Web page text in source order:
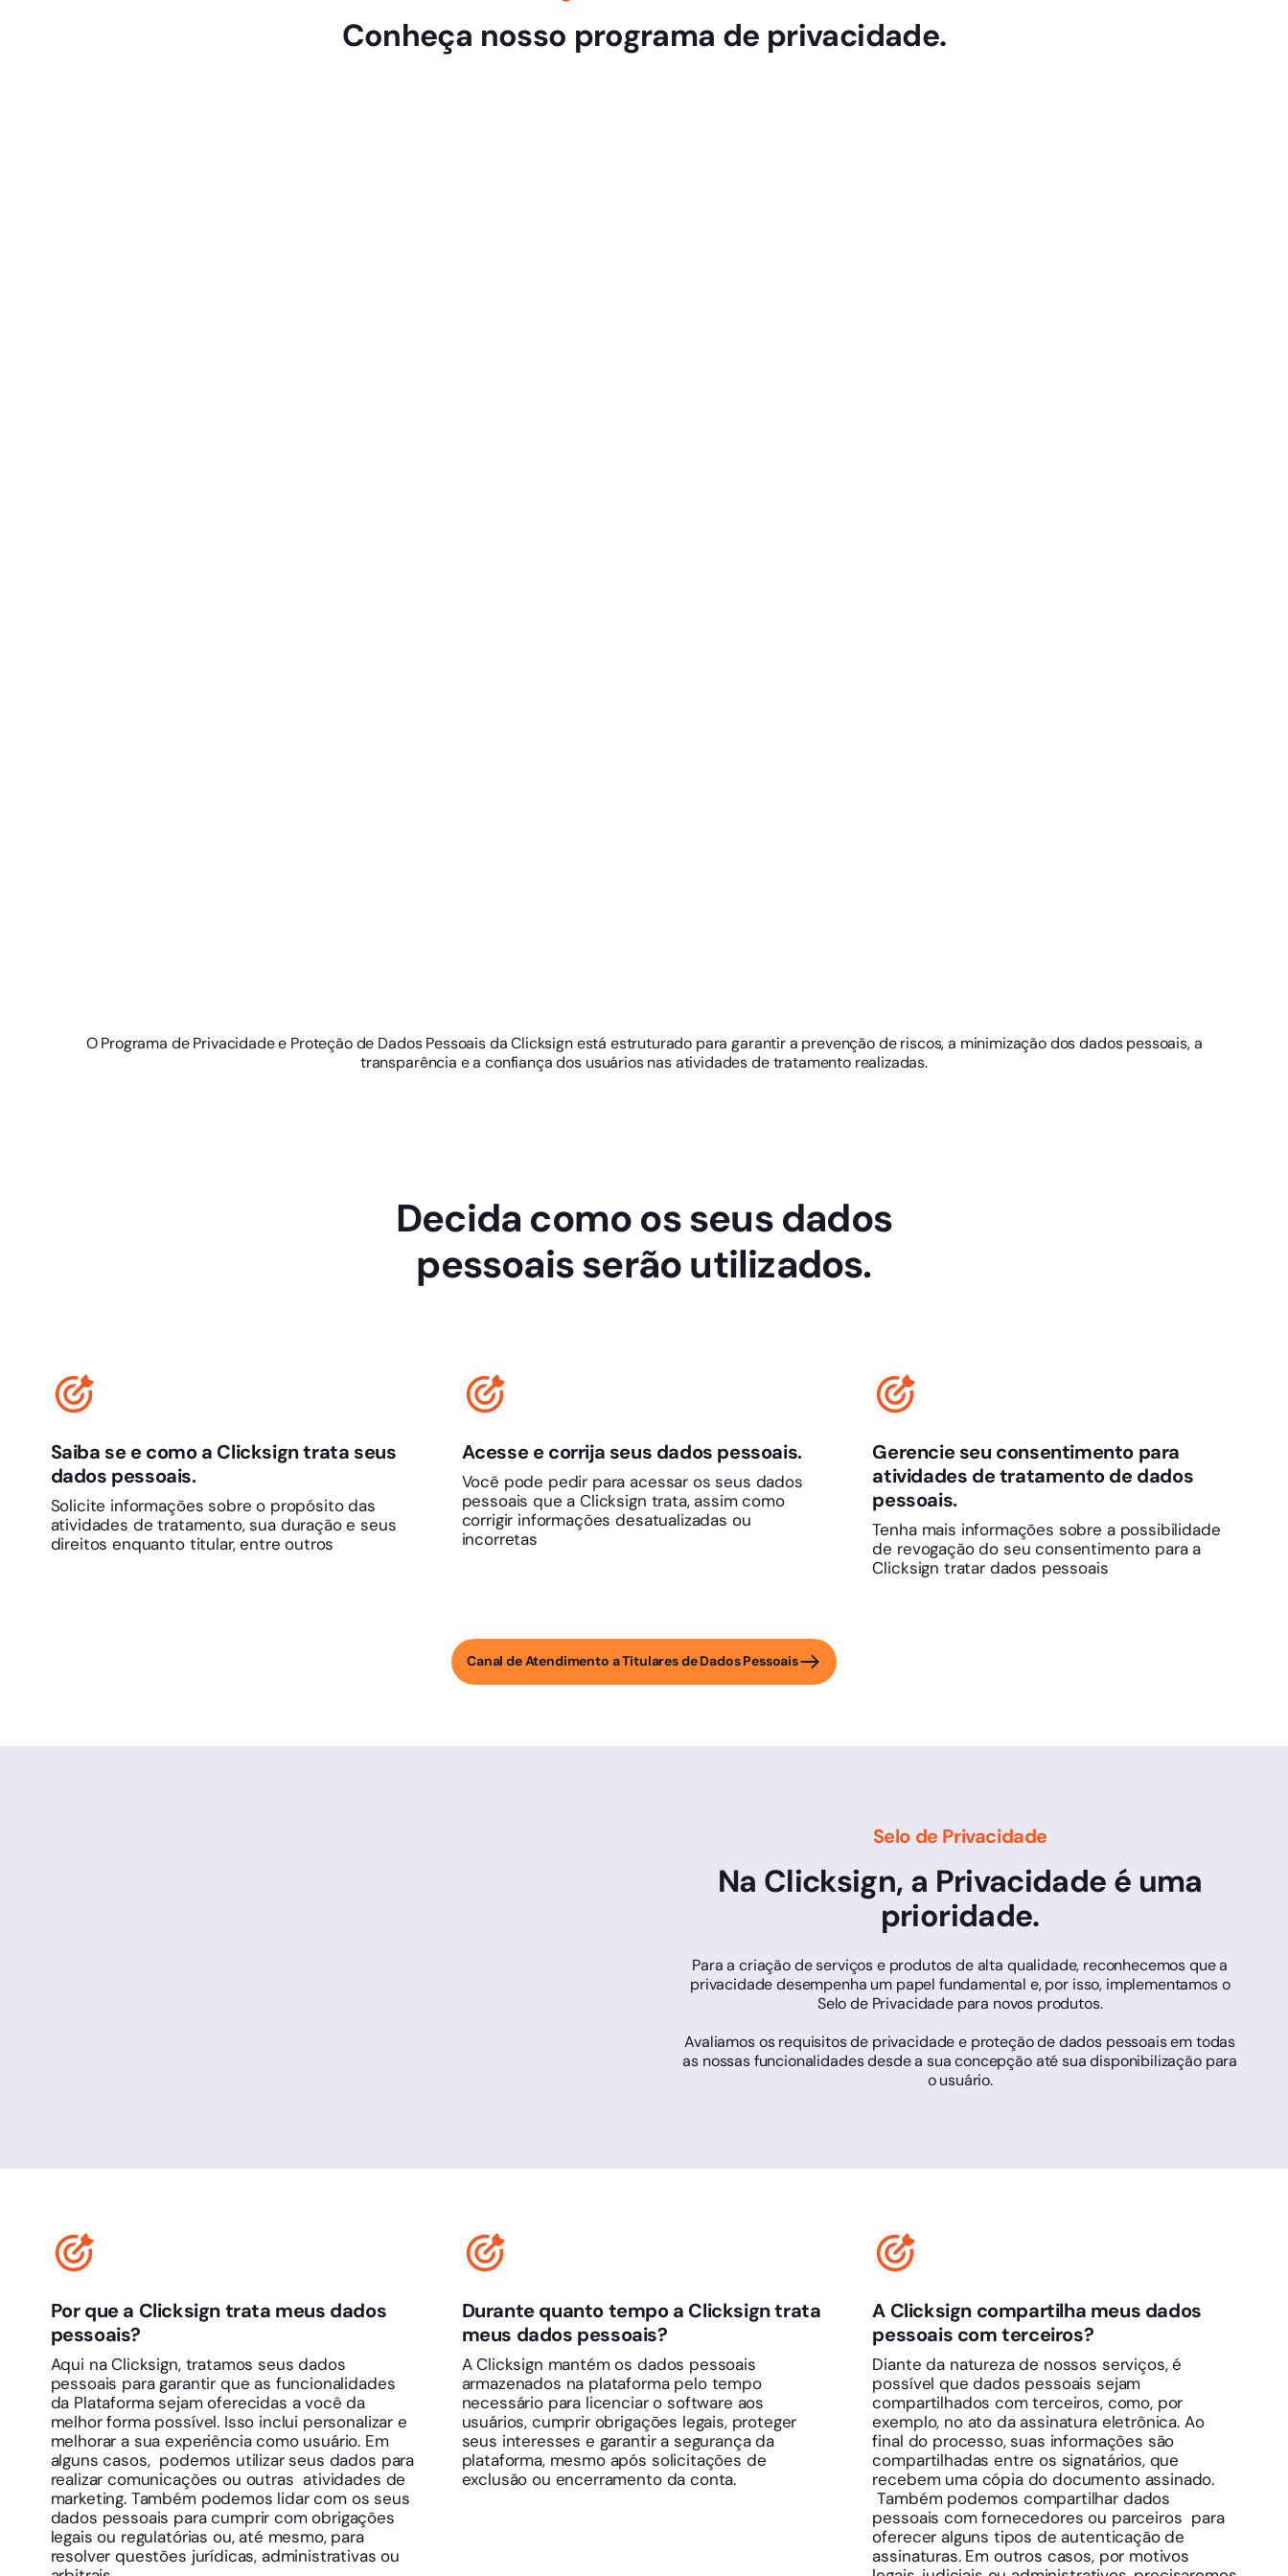
Conheça nosso programa de privacidade.
O Programa de Privacidade e Proteção de Dados Pessoais da Clicksign está estruturado para garantir a prevenção de riscos, a minimização dos dados pessoais, a
transparência e a confiança dos usuários nas atividades de tratamento realizadas.
Decida como os seus dados
pessoais serão utilizados.
Saiba se e como a Clicksign trata seus
dados pessoais.
Solicite informações sobre o propósito das
atividades de tratamento, sua duração e seus
direitos enquanto titular, entre outros
Acesse e corrija seus dados pessoais.
Você pode pedir para acessar os seus dados
pessoais que a Clicksign trata, assim como
corrigir informações desatualizadas ou
incorretas
Gerencie seu consentimento para
atividades de tratamento de dados
pessoais.
Tenha mais informações sobre a possibilidade
de revogação do seu consentimento para a
Clicksign tratar dados pessoais
Canal de Atendimento a Titulares de Dados Pessoais
Selo de Privacidade
Na Clicksign, a Privacidade é uma
prioridade.
Para a criação de serviços e produtos de alta qualidade, reconhecemos que a
privacidade desempenha um papel fundamental e, por isso, implementamos o
Selo de Privacidade para novos produtos.
Avaliamos os requisitos de privacidade e proteção de dados pessoais em todas
as nossas funcionalidades desde a sua concepção até sua disponibilização para
o usuário.
Por que a Clicksign trata meus dados
pessoais?
Aqui na Clicksign, tratamos seus dados
pessoais para garantir que as funcionalidades
da Plataforma sejam oferecidas a você da
melhor forma possível. Isso inclui personalizar e
melhorar a sua experiência como usuário. Em
alguns casos, podemos utilizar seus dados para
realizar comunicações ou outras atividades de
marketing. Também podemos lidar com os seus
dados pessoais para cumprir com obrigações
legais ou regulatórias ou, até mesmo, para
resolver questões jurídicas, administrativas ou
Durante quanto tempo a Clicksign trata
meus dados pessoais?
A Clicksign mantém os dados pessoais
armazenados na plataforma pelo tempo
necessário para licenciar o software aos
usuários, cumprir obrigações legais, proteger
seus interesses e garantir a segurança da
plataforma, mesmo após solicitações de
exclusão ou encerramento da conta.
A Clicksign compartilha meus dados
pessoais com terceiros?
Diante da natureza de nossos serviços, é
possível que dados pessoais sejam
compartilhados com terceiros, como, por
exemplo, no ato da assinatura eletrônica. Ao
final do processo, suas informações são
compartilhadas entre os signatários, que
recebem uma cópia do documento assinado.
Também podemos compartilhar dados
pessoais com fornecedores ou parceiros para
oferecer alguns tipos de autenticação de
assinaturas. Em outros casos, por motivos